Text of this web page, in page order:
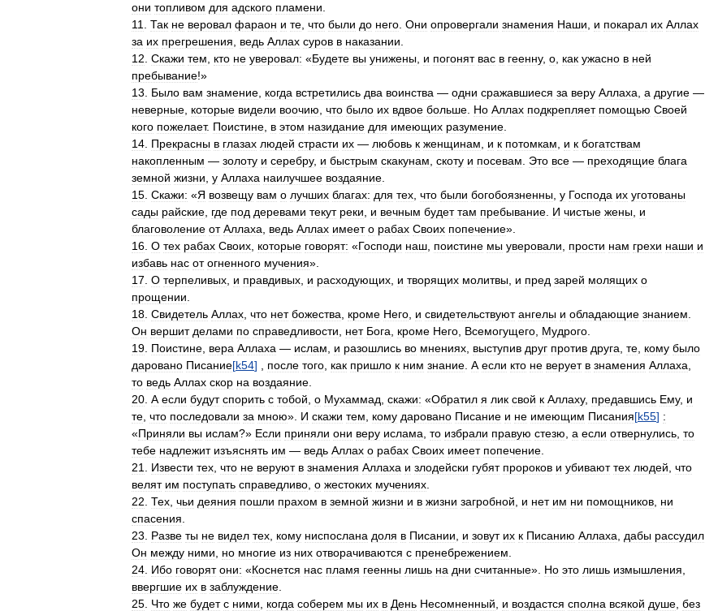
они топливом для адского пламени
11
Так не веровал фараон и те что были до него Они опровергали знамения Наши и покарал их Аллах
за их прегрешения ведь Аллах суров в наказании
12 Скажи тем кто не уверовал: «Будете вы унижены и погонят вас в геенну, о как ужасно в ней
пребывание!»
13
Было вам знамение когда встретились два воинства — одни сражавшиеся за веру Аллаха а другие —
неверные которые видели воочию что было их вдвое больше Но Аллах подкрепляет помощью Своей
кого пожелает. Поистине в этом назидание для имеющих разумение
14 Прекрасны в глазах людей страсти их — любовь к женщинам и к потомкам и к богатствам
накопленным — золоту и серебру, и быстрым скакунам скоту и посевам Это все — преходящие блага
земной жизни у Аллаха наилучшее воздаяние
15 Скажи: «Я возвещу вам о лучших благах: для тех что были богобоязненны у Господа их уготованы
сады райские где под деревами текут реки и вечным будет там пребывание И чистые жены и
благоволение от Аллаха ведь Аллах имеет о рабах Своих попечение».
16 О тех рабах Своих которые говорят: «Господи наш поистине мы уверовали прости нам грехи наши и
избавь нас от огненного мучения».
17 О терпеливых и правдивых и расходующих и творящих молитвы и пред зарей молящих о
прощении
18 Свидетель Аллах что нет божества кроме Него и свидетельствуют ангелы и обладающие знанием
Он вершит делами по справедливости нет Бога кроме Него Всемогущего Мудрого
19 Поистине вера Аллаха — ислам и разошлись во мнениях выступив друг против друга те кому было
даровано Писание[k54] после того как пришло к ним знание А если кто не верует в знамения Аллаха
то ведь Аллах скор на воздаяние
20 А если будут спорить с тобой о Мухаммад скажи: «Обратил я лик свой к Аллаху, предавшись Ему, и
те что последовали за мною». И скажи тем кому даровано Писание и не имеющим Писания[k55] :
«Приняли вы ислам?» Если приняли они веру ислама то избрали правую стезю а если отвернулись то
тебе надлежит изъяснять им — ведь Аллах о рабах Своих имеет попечение
21
Извести тех что не веруют в знамения Аллаха и злодейски губят пророков и убивают тех людей что
велят им поступать справедливо о жестоких мучениях
22 Тех чьи деяния пошли прахом в земной жизни и в жизни загробной и нет им ни помощников ни
спасения
23
Разве ты не видел тех кому ниспослана доля в Писании и зовут их к Писанию Аллаха дабы рассудил
Он между ними но многие из них отворачиваются с пренебрежением
24 Ибо говорят они: «Коснется нас пламя геенны лишь на дни считанные». Но это лишь измышления
ввергшие их в заблуждение
25 Что же будет с ними когда соберем мы их в День Несомненный и воздастся сполна всякой душе без